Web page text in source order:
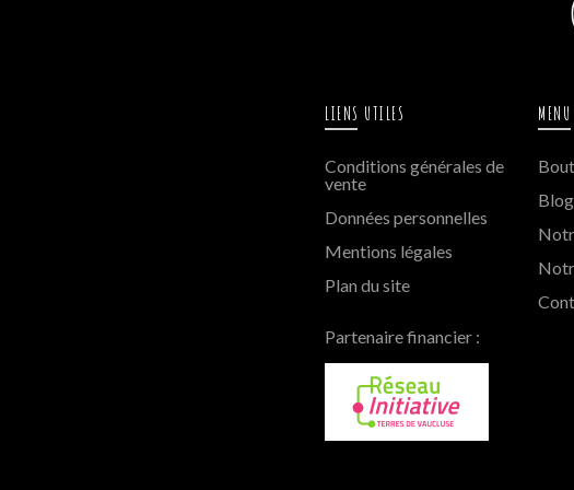
LIENS UTILES
Conditions générales de
vente
Données personnelles
Mentions légales
Plan du site
Partenaire financier :
Blog